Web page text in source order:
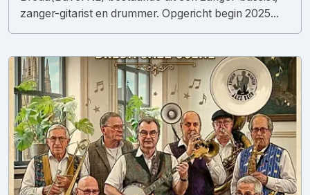
zanger-gitarist en drummer. Opgericht begin 2025...